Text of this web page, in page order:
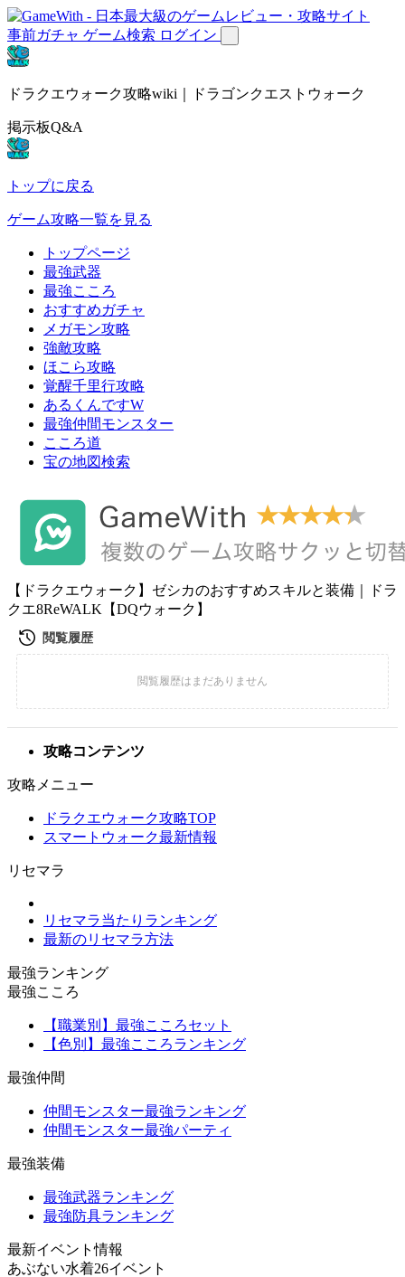
事前ガチャ ゲーム検索 ログイン
ドラクエウォーク攻略wiki｜ドラゴンクエストウォーク
掲示板Q&A
トップに戻る
ゲーム攻略一覧を見る
トップページ
最強武器
最強こころ
おすすめガチャ
メガモン攻略
強敵攻略
ほこら攻略
覚醒千里行攻略
あるくんですW
最強仲間モンスター
こころ道
宝の地図検索
【ドラクエウォーク】ゼシカのおすすめスキルと装備｜ドラ
クエ8ReWALK【DQウォーク】
攻略コンテンツ
攻略メニュー
ドラクエウォーク攻略TOP
スマートウォーク最新情報
リセマラ
リセマラ当たりランキング
最新のリセマラ方法
最強ランキング
最強こころ
【職業別】最強こころセット
【色別】最強こころランキング
最強仲間
仲間モンスター最強ランキング
仲間モンスター最強パーティ
最強装備
最強武器ランキング
最強防具ランキング
最新イベント情報
あぶない水着26イベント